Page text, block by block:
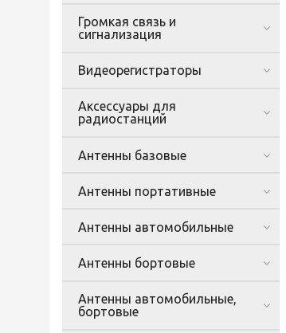
Громкая связь и
сигнализация
Видеорегистраторы
Аксессуары для
радиостанций
Антенны базовые
Антенны портативные
Антенны автомобильные
Антенны бортовые
Антенны автомобильные,
бортовые